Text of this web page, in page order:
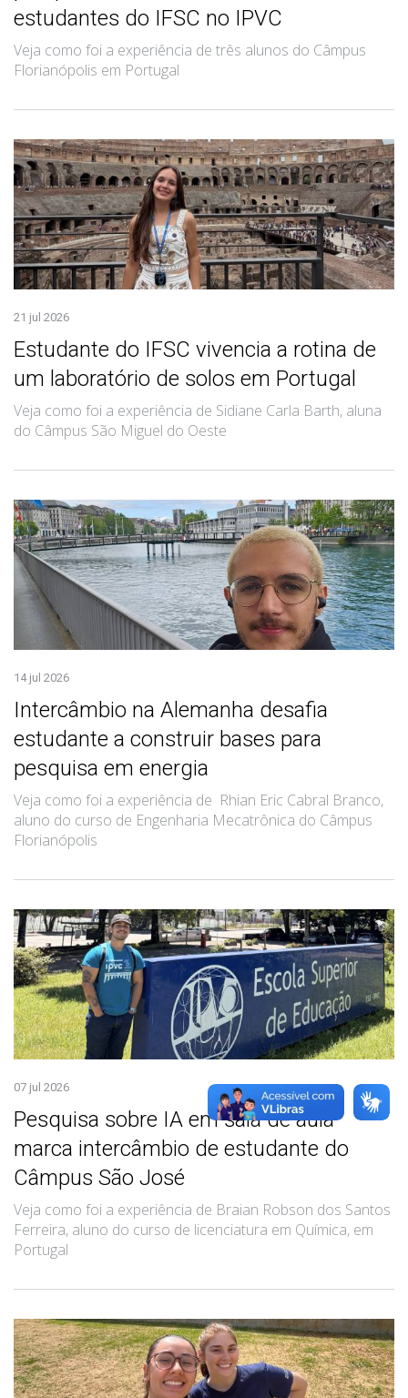
estudantes do IFSC no IPVC
Veja como foi a experiência de três alunos do Câmpus
Florianópolis em Portugal
21 jul 2026
Estudante do IFSC vivencia a rotina de
um laboratório de solos em Portugal
Veja como foi a experiência de Sidiane Carla Barth, aluna
do Câmpus São Miguel do Oeste
14 jul 2026
Intercâmbio na Alemanha desafia
estudante a construir bases para
pesquisa em energia
Veja como foi a experiência de Rhian Eric Cabral Branco,
aluno do curso de Engenharia Mecatrônica do Câmpus
Florianópolis
07 jul 2026
Pesquisa sobre IA em sala de aula
marca intercâmbio de estudante do
Câmpus São José
Veja como foi a experiência de Braian Robson dos Santos
Ferreira, aluno do curso de licenciatura em Química, em
Portugal